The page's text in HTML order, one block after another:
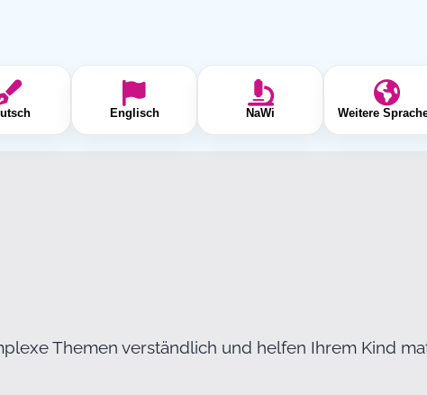
Englisch NaWi Weitere
Themen verständlich und helfen Ihrem Kind